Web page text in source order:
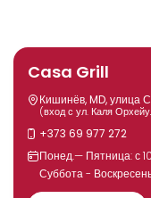
Casa Grill
Кишинёв, MD, улица
(вход с ул. Каля
+373 69 977 272
Понед.— Пятница: с
Суббота -